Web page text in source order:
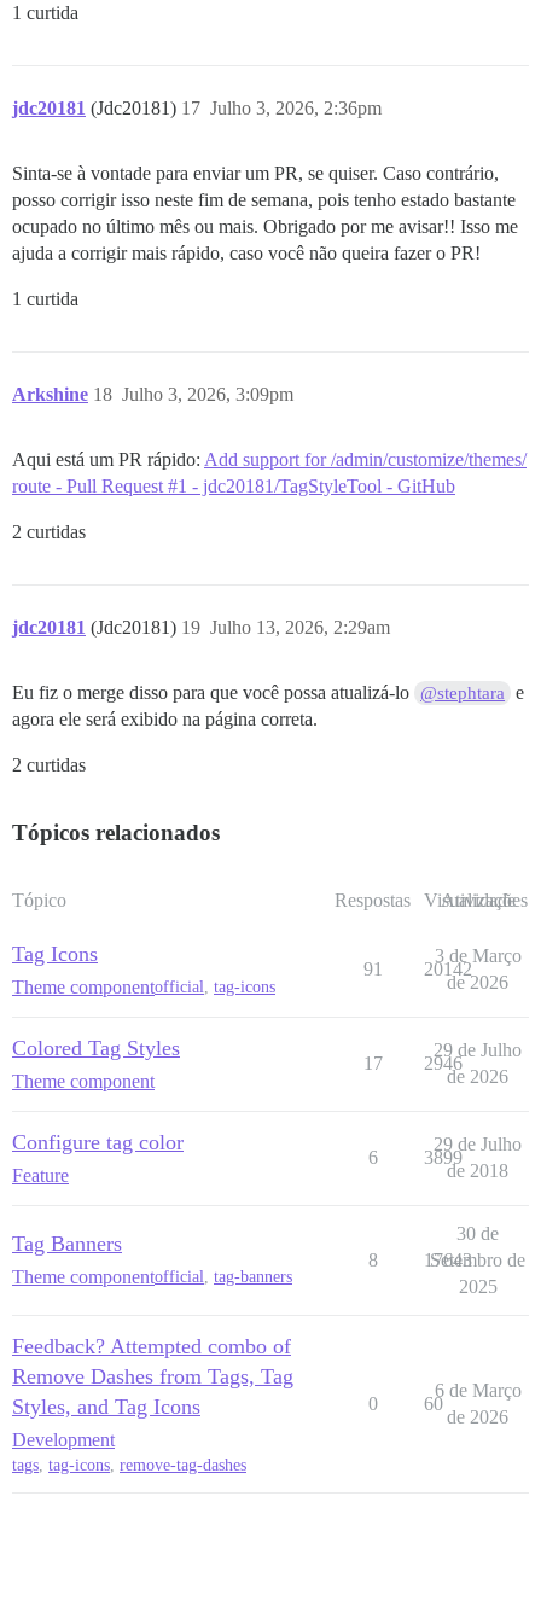
1 curtida
jdc20181 (Jdc20181) Julho 3, 2026, 2:36pm
17
Sinta-se à vontade para enviar um PR, se quiser. Caso contrário,
posso corrigir isso neste fim de semana, pois tenho estado bastante
ocupado no último mês ou mais. Obrigado por me avisar!! Isso me
ajuda a corrigir mais rápido, caso você não queira fazer o PR!
1 curtida
Arkshine Julho 3, 2026, 3:09pm
18
Aqui está um PR rápido: Add support for /admin/customize/themes/
route - Pull Request #1 - jdc20181/TagStyleTool - GitHub
2 curtidas
jdc20181 (Jdc20181) Julho 13, 2026, 2:29am
19
Eu fiz o merge disso para que você possa atualizá-lo @stephtara
e
agora ele será exibido na página correta.
2 curtidas
Tópicos relacionados
Tópico Respostas Visualizações
Atividade
Tag Icons
Theme componentofficial, tag-icons
91 20142
3 de Março
de 2026
Colored Tag Styles
Theme component
17 2946
29 de Julho
de 2026
Configure tag color
Feature
6 3899
29 de Julho
de 2018
Tag Banners
Theme componentofficial, tag-banners
8 17643
30 de
Setembro de
2025
Feedback? Attempted combo of
Remove Dashes from Tags, Tag
Styles, and Tag Icons
Development
tags tag-icons remove-tag-dashes
0 60
6 de Março
de 2026